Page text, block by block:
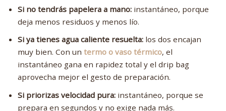
Si no tendrás papelera a mano:instantáneo, porque
deja menos residuos y menos lío.
Si ya tienes agua caliente resuelta:los dos encajan
muy bien. Con un termo o vaso térmico, el
instantáneo gana en rapidez total y el drip bag
aprovecha mejor el gesto de preparación.
Si priorizas velocidad pura:instantáneo, porque se
prepara en segundos y no exige nada más.